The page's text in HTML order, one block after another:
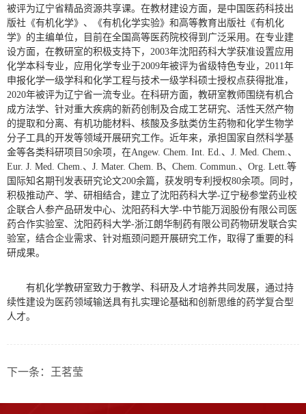
被评为辽宁省精品资源共享课。在教材建设方面，是中国医药科技出
版社《有机化学》、《有机化学实验》和高等教育出版社《有机化
学》的主编单位，目前在全国高等医药院校得到广泛采用。在专业建
设方面，在教研室的积极支持下，2003年沈阳药科大学获准设置应用
化学本科专业，应用化学专业于2009年被评为省级特色专业，2011年
申报化学一级学科和化学工程与技术一级学科硕士授权点获得批准，
2020年被评为辽宁省一流专业。在科研方面，教研室教师围绕有机合
成方法学、针对重大疾病的新药创制及合成工艺研究、活性天然产物
的提取和分离、有机功能材料、核酸及多肽类仿生药物和化学生物学
分子工具的开发等领域开展研究工作。近年来，承担国家自然科学基
金等各类科研项目50余项，在Angew. Chem. Int. Ed.、J. Med. Chem.、
Eur. J. Med. Chem.、J. Mater. Chem. B、Chem. Commun.、Org. Lett.等
国际知名期刊发表研究论文200余篇，获发明专利授权80余项。同时，
积极推动产、学、研相结合，建立了沈阳药科大学-辽宁秘参堂药业校
企联合人参产品研发中心、沈阳药科大学-中节能万润股份有限公司医
药合作实验室、沈阳药科大学-浙江朗华制药有限公司药物研发联合实
验室，结合企业需求、针对瓶颈问题开展研究工作，取得了重要的科
研成果。
有机化学教研室致力于教学、科研及人才培养共同发展，通过持
续性建设为医药领域输送具有扎实理论基础和创新思维的药学复合型
人才。
下一条： 王茗莹